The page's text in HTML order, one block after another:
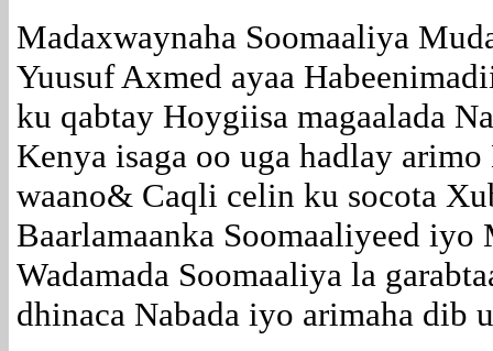
Madaxwaynaha Soomaaliya
Yuusuf Axmed ayaa
ku qabtay Hoygiisa magaalada
Kenya isaga oo uga hadlay arimo
waano& Caqli celin ku socota
Baarlamaanka Soomaaliyeed iyo
Wadamada Soomaaliya la
dhinaca Nabada iyo arimaha dib